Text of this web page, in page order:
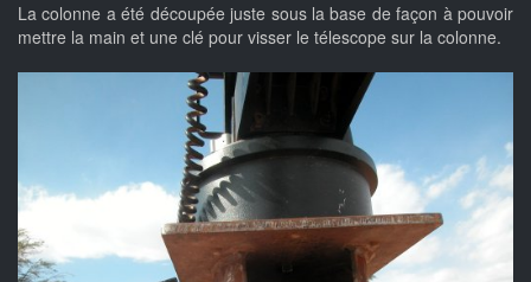
La colonne a été découpée juste sous la base de façon à pouvoir
mettre la main et une clé pour visser le télescope sur la colonne.